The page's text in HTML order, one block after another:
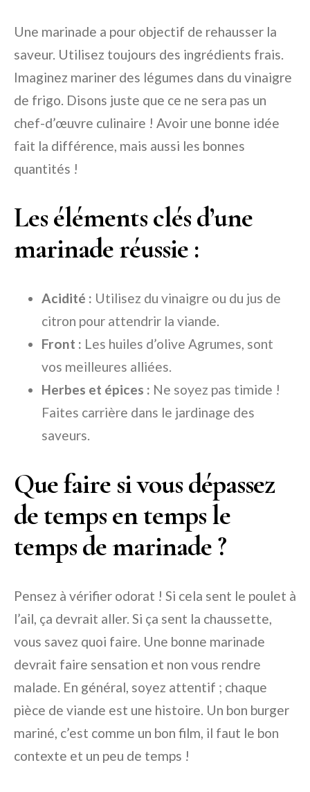
Une marinade a pour objectif de rehausser la
saveur. Utilisez toujours des ingrédients frais.
Imaginez mariner des légumes dans du vinaigre
de frigo. Disons juste que ce ne sera pas un
chef-d’œuvre culinaire ! Avoir une bonne idée
fait la différence, mais aussi les bonnes
quantités !
Les éléments clés d’une
marinade réussie :
Acidité : Utilisez du vinaigre ou du jus de
citron pour attendrir la viande.
Front : Les huiles d’olive Agrumes, sont
vos meilleures alliées.
Herbes et épices : Ne soyez pas timide !
Faites carrière dans le jardinage des
saveurs.
Que faire si vous dépassez
de temps en temps le
temps de marinade ?
Pensez à vérifier odorat ! Si cela sent le poulet à
l’ail, ça devrait aller. Si ça sent la chaussette,
vous savez quoi faire. Une bonne marinade
devrait faire sensation et non vous rendre
malade. En général, soyez attentif ; chaque
pièce de viande est une histoire. Un bon burger
mariné, c’est comme un bon film, il faut le bon
contexte et un peu de temps !